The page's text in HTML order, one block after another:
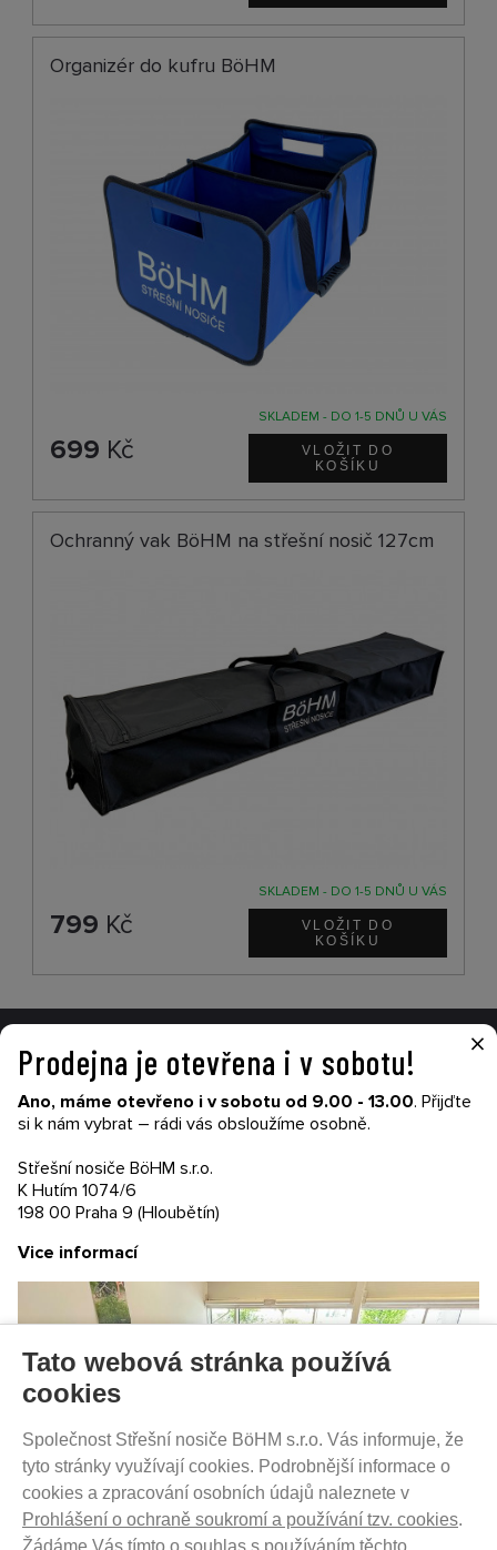
Organizér do kufru BöHM
SKLADEM - DO 1-5 DNŮ U VÁS
699 Kč
Ochranný vak BöHM na střešní nosič 127cm
SKLADEM - DO 1-5 DNŮ U VÁS
799 Kč
VŠE O NÁKUPU
Garance nákupu
Obchodní podmínky
Kontakty
Ochrana soukromí
SLEDUJTE NÁS NA SOCIÁLNÍCH SÍTÍCH
PRODEJ NA SPLÁTKY
Tato webová stránka používá
cookies
Společnost Střešní nosiče BöHM s.r.o. Vás informuje, že
tyto stránky využívají cookies. Podrobnější informace o
cookies a zpracování osobních údajů naleznete v
Prohlášení o ochraně soukromí a používání tzv. cookies.
Žádáme Vás tímto o souhlas s používáním těchto
×
Prodejna je otevřena i v sobotu!
Ano, máme otevřeno i v sobotu od 9.00 - 13.00. Přijďte
si k nám vybrat – rádi vás obsloužíme osobně.
Střešní nosiče BöHM s.r.o.
K Hutím 1074/6
198 00 Praha 9 (Hloubětín)
Vice informací